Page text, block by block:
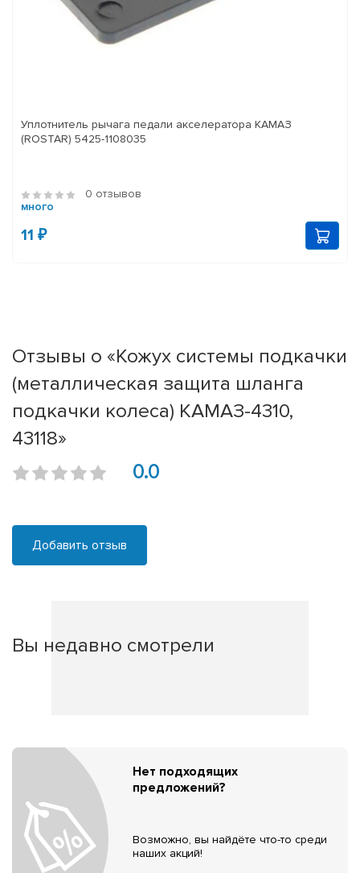
Уплотнитель рычага педали акселератора КАМАЗ
(ROSTAR) 5425-1108035
0 отзывов
много
11 ₽
Отзывы о «Кожух системы подкачки
(металлическая защита шланга
подкачки колеса) КАМАЗ-4310,
43118»
0.0
Добавить отзыв
Вы недавно смотрели
Нет подходящих
предложений?
Возможно, вы найдёте что-то среди
наших акций!